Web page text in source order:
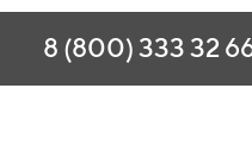
8 (800) 333 32